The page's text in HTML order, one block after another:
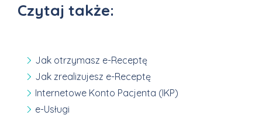
Czytaj także:
Jak otrzymasz e-Receptę
Jak zrealizujesz e-Receptę
Internetowe Konto Pacjenta (IKP)
e-Usługi